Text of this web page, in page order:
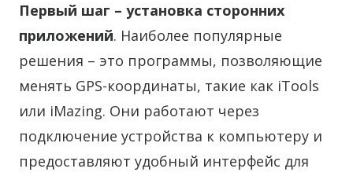
Первый шаг – установка сторонних
приложений. Наиболее популярные
решения – это программы, позволяющие
менять GPS-координаты, такие как iTools
или iMazing. Они работают через
подключение устройства к компьютеру и
предоставляют удобный интерфейс для